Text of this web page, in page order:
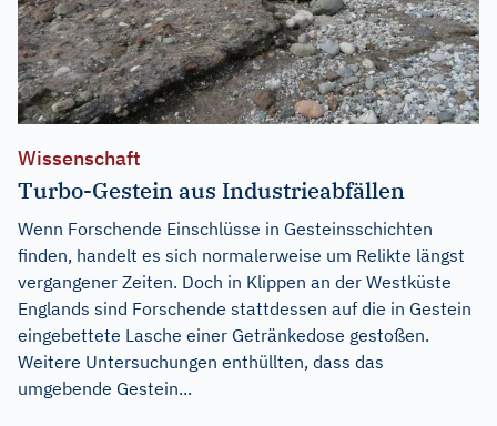
Wissenschaft
Turbo-Gestein aus Industrieabfällen
Wenn Forschende Einschlüsse in Gesteinsschichten
finden, handelt es sich normalerweise um Relikte längst
vergangener Zeiten. Doch in Klippen an der Westküste
Englands sind Forschende stattdessen auf die in Gestein
eingebettete Lasche einer Getränkedose gestoßen.
Weitere Untersuchungen enthüllten, dass das
umgebende Gestein...